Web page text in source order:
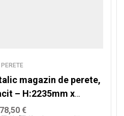
magazin de perete,
– H:2235mm x
x W:400mm
€